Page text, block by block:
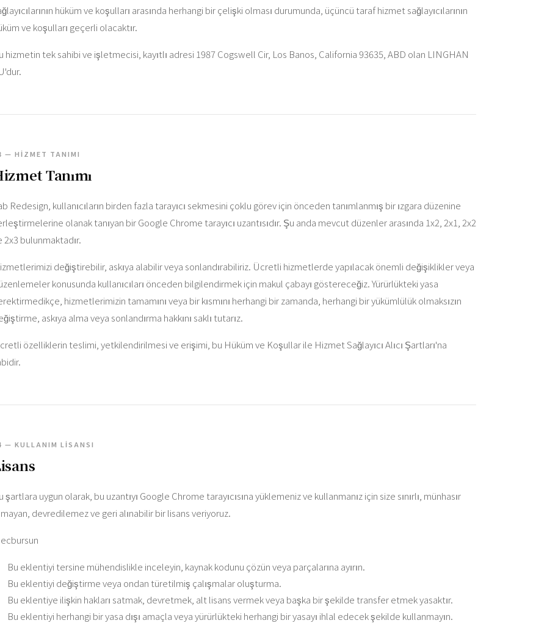
hüküm ve koşulları arasında herhangi bir çelişki olması durumunda, üçüncü taraf hizmet sağlayıcılarının
ve koşulları geçerli olacaktır.
hizmetin tek sahibi ve işletmecisi, kayıtlı adresi 1987 Cogswell Cir, Los Banos, California 93635, ABD olan LINGHAN
— HIZMET TANIMI
Tanımı
Redesign, kullanıcıların birden fazla tarayıcı sekmesini çoklu görev için önceden tanımlanmış bir ızgara düzenine
olanak tanıyan bir Google Chrome tarayıcı uzantısıdır. Şu anda mevcut düzenler arasında 1x2, 2x1, 2x2
2x3 bulunmaktadır.
değiştirebilir, askıya alabilir veya sonlandırabiliriz. Ücretli hizmetlerde yapılacak önemli değişiklikler veya
konusunda kullanıcıları önceden bilgilendirmek için makul çabayı göstereceğiz. Yürürlükteki yasa
hizmetlerimizin tamamını veya bir kısmını herhangi bir zamanda, herhangi bir yükümlülük olmaksızın
askıya alma veya sonlandırma hakkını saklı tutarız.
özelliklerin teslimi, yetkilendirilmesi ve erişimi, bu Hüküm ve Koşullar ile Hizmet Sağlayıcı Alıcı Şartları'na
— KULLANIM LISANSI
şartlara uygun olarak, bu uzantıyı Google Chrome tarayıcısına yüklemeniz ve kullanmanız için size sınırlı, münhasır
devredilemez ve geri alınabilir bir lisans veriyoruz.
Bu eklentiyi tersine mühendislikle inceleyin, kaynak kodunu çözün veya parçalarına ayırın.
Bu eklentiyi değiştirme veya ondan türetilmiş çalışmalar oluşturma.
Bu eklentiye ilişkin hakları satmak, devretmek, alt lisans vermek veya başka bir şekilde transfer etmek yasaktır.
Bu eklentiyi herhangi bir yasa dışı amaçla veya yürürlükteki herhangi bir yasayı ihlal edecek şekilde kullanmayın.